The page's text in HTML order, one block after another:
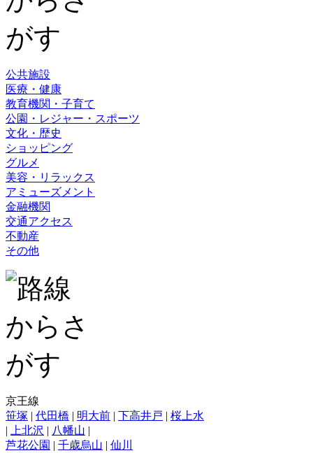
公共施設
医療・健康
教育機関・子育て
公園・レジャー・スポーツ
文化・歴史
ショッピング
グルメ
美容・リラックス
アミューズメント
金融機関
交通アクセス
不動産
その他
京王線
笹塚 | 代田橋 | 明大前 | 下高井戸 | 桜上水
|
上北沢 | 八幡山 |
芦花公園 | 千歳烏山 | 仙川